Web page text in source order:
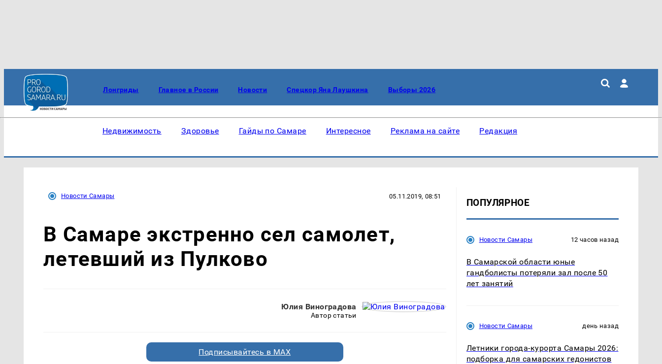
Лонгриды Главное в России Новости Спецкор Яна Лаушкина Выборы 2026
Недвижимость Здоровье Гайды по Самаре Интересное Реклама на сайте Редакция
Новости Самары 05.11.2019, 08:51
В Самаре экстренно сел самолет,
летевший из Пулково
Юлия Виноградова
Автор статьи
Подписывайтесь в MAX
ПОПУЛЯРНОЕ
Новости Самары 12 часов назад
В Самарской области юные
гандболисты потеряли зал после 50
лет занятий
Новости Самары день назад
Летники города-курорта Самары 2026:
подборка для самарских гедонистов